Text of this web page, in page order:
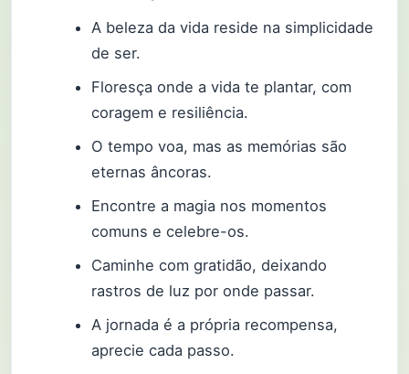
A beleza da vida reside na simplicidade
de ser.
Floresça onde a vida te plantar, com
coragem e resiliência.
O tempo voa, mas as memórias são
eternas âncoras.
Encontre a magia nos momentos
comuns e celebre-os.
Caminhe com gratidão, deixando
rastros de luz por onde passar.
A jornada é a própria recompensa,
aprecie cada passo.